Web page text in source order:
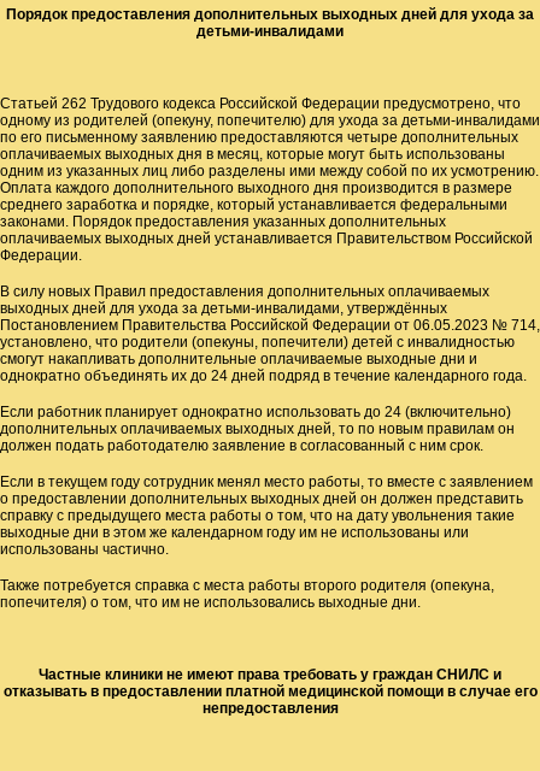
Порядок предоставления дополнительных выходных дней для ухода за
детьми-инвалидами
Статьей 262 Трудового кодекса Российской Федерации предусмотрено, что
одному из родителей (опекуну, попечителю) для ухода за детьми-инвалидами
по его письменному заявлению предоставляются четыре дополнительных
оплачиваемых выходных дня в месяц, которые могут быть использованы
одним из указанных лиц либо разделены ими между собой по их усмотрению.
Оплата каждого дополнительного выходного дня производится в размере
среднего заработка и порядке, который устанавливается федеральными
законами. Порядок предоставления указанных дополнительных
оплачиваемых выходных дней устанавливается Правительством Российской
Федерации.
В силу новых Правил предоставления дополнительных оплачиваемых
выходных дней для ухода за детьми-инвалидами, утверждённых
Постановлением Правительства Российской Федерации от 06.05.2023 № 714,
установлено, что родители (опекуны, попечители) детей с инвалидностью
смогут накапливать дополнительные оплачиваемые выходные дни и
однократно объединять их до 24 дней подряд в течение календарного года.
Если работник планирует однократно использовать до 24 (включительно)
дополнительных оплачиваемых выходных дней, то по новым правилам он
должен подать работодателю заявление в согласованный с ним срок.
Если в текущем году сотрудник менял место работы, то вместе с заявлением
о предоставлении дополнительных выходных дней он должен представить
справку с предыдущего места работы о том, что на дату увольнения такие
выходные дни в этом же календарном году им не использованы или
использованы частично.
Также потребуется справка с места работы второго родителя (опекуна,
попечителя) о том, что им не использовались выходные дни.
Частные клиники не имеют права требовать у граждан СНИЛС и
отказывать в предоставлении платной медицинской помощи в случае его
непредоставления